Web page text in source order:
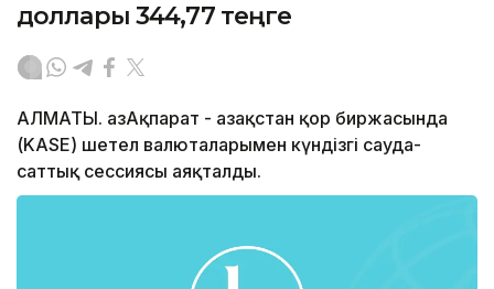
доллары 344,77 теңге
АЛМАТЫ. ҚазАқпарат - Қазақстан қор биржасында
(KASE) шетел валюталарымен күндізгі сауда-
саттық сессиясы аяқталды.